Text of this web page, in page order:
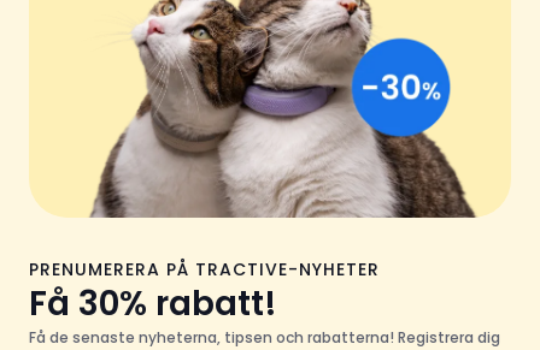
PRENUMERERA PÅ TRACTIVE-NYHETER
Få 30% rabatt!
Få de senaste nyheterna, tipsen och rabatterna! Registrera dig